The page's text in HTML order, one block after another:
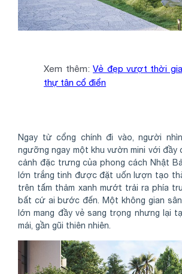
Xem thêm:Vẻ đẹp vượt thời
thự tân cổ điển
Ngay từ cổng chính đi vào, người
ngưỡng ngay một khu vườn mini với đầy
cảnh đặc trưng của phong cách Nhật
lớn trắng tinh được đặt uốn lượn tạo
trên tấm thảm xanh mướt trải ra phía
bất cứ ai bước đến. Một không gian
lớn mang đầy vẻ sang trọng nhưng lại
mái, gần gũi thiên nhiên.